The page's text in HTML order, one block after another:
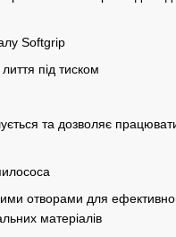
Softgrip
під тиском
та дозволяє
отворами для
матеріалів